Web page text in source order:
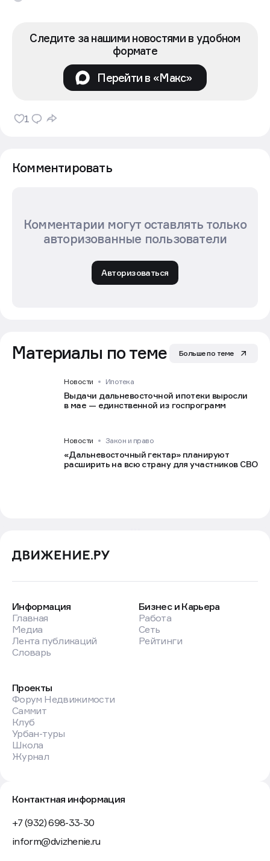
Следите за нашими новостями в удобном
формате
Перейти в «Макс»
1
Комментировать
Комментарии могут оставлять только
авторизованные пользователи
Авторизоваться
Материалы по теме Больше по теме
Новости Ипотека
Выдачи дальневосточной ипотеки выросли
в мае — единственной из госпрограмм
Новости Закон и право
«Дальневосточный гектар» планируют
расширить на всю страну для участников СВО
Информация
Главная
Медиа
Лента публикаций
Словарь
Бизнес и Карьера
Работа
Сеть
Рейтинги
Проекты
Форум Недвижимости
Саммит
Клуб
Урбан-туры
Школа
Журнал
Контактная информация
+7 (932) 698-33-30
inform@dvizhenie.ru